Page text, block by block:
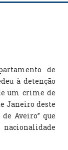
de
à detenção
um crime de
Janeiro deste
Aveiro” que